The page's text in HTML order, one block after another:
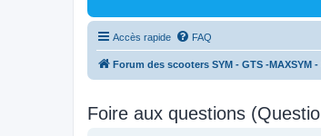
Accès rapide FAQ
Forum des scooters SYM - GTS -MAXSYM
Foire aux questions